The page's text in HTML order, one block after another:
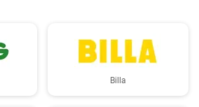
Billa